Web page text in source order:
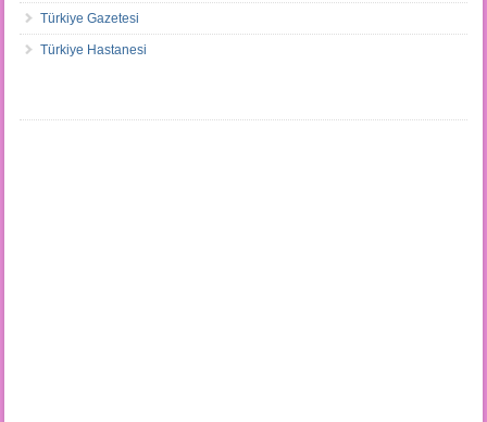
Türkiye Gazetesi
Türkiye Hastanesi